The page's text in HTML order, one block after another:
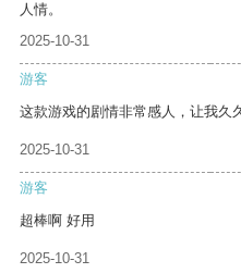
人情。
2025-10-31
游客
这款游戏的剧情非常感人，让我久
2025-10-31
游客
超棒啊 好用
2025-10-31